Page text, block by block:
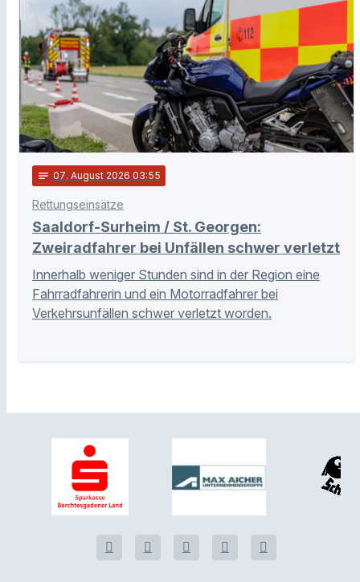
notes 07. August 2026 03:55
Rettungseinsätze
Saaldorf-Surheim / St. Georgen:
Zweiradfahrer bei Unfällen schwer verletzt
Innerhalb weniger Stunden sind in der Region eine
Fahrradfahrerin und ein Motorradfahrer bei
Verkehrsunfällen schwer verletzt worden.